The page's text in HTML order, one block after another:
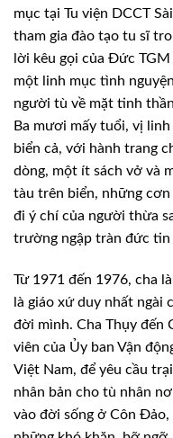
mục tại Tu viện DCCT
tham gia đào tạo tu sĩ
lời kêu gọi của Đức
một linh mục tình
người tù về mặt tinh
Ba mươi mấy tuổi, vị
biển cả, với hành trang
dòng, một ít sách vở và
tàu trên biển, những cơn
đi ý chí của người thừa
trường ngập tràn đức tin
Từ 1971 đến 1976, cha
là giáo xứ duy nhất ngài
đời mình. Cha Thụy đến
viên của Ủy ban Vận
Việt Nam, để yêu cầu
nhân bản cho tù nhân
vào đời sống ở Côn